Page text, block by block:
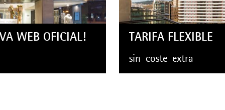
WEB OFICIAL! TARIFA FLEXIBLE
sin coste extra